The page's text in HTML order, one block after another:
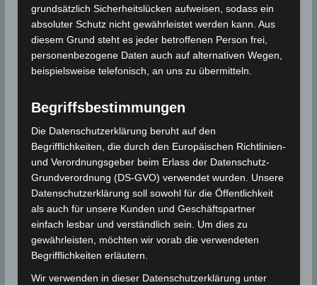
Prognose für Montag, 15. Juli 2019
In den meisten Gebieten bewölkt. An der Nord- und
Ostküste ist es stärker bewölkt und es kommt zu
Nordwind, der an den Küsten stark sein kann. Im
Süden Ostwind, der an den Küsten stark und im
Landesinneren moderat bis mäßig ist.
Das Meer hat im Norden und im Golf von Gabes sehr
starken Wellengang. Baden sollte vermieden werden,
ein administratives Badeverbot ist möglich. Beachten
Sie dazu die Hinweise des Sicherheitspersonals an
den Stränden oder im Hotel.
Die Temperaturen sinken, das Maximum liegt
zwischen 30 und 34° C im Norden und den
Küstenregionen, andernorts zwischen 35 und 40° C
grundsätzlich Sicherheitslücken aufweisen, sodass ein
absoluter Schutz nicht gewährleistet werden kann. Aus
diesem Grund steht es jeder betroffenen Person frei,
personenbezogene Daten auch auf alternativen Wegen,
beispielsweise telefonisch, an uns zu übermitteln.
Begriffsbestimmungen
Die Datenschutzerklärung beruht auf den
Begrifflichkeiten, die durch den Europäischen Richtlinien-
und Verordnungsgeber beim Erlass der Datenschutz-
Grundverordnung (DS-GVO) verwendet wurden. Unsere
Datenschutzerklärung soll sowohl für die Öffentlichkeit
als auch für unsere Kunden und Geschäftspartner
einfach lesbar und verständlich sein. Um dies zu
gewährleisten, möchten wir vorab die verwendeten
Begrifflichkeiten erläutern.
Wir verwenden in dieser Datenschutzerklärung unter